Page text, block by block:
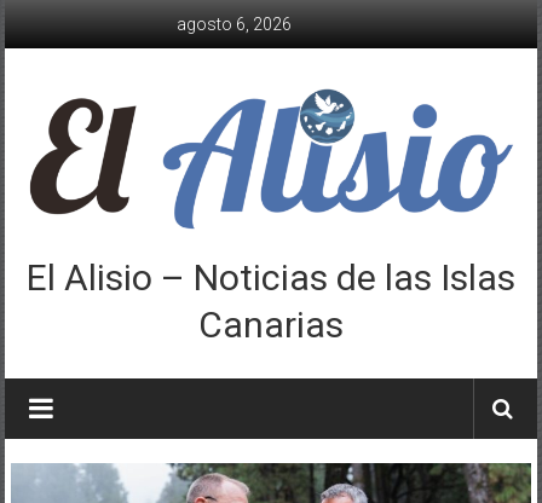
agosto 6, 2026
El Alisio – Noticias de las Islas
Canarias